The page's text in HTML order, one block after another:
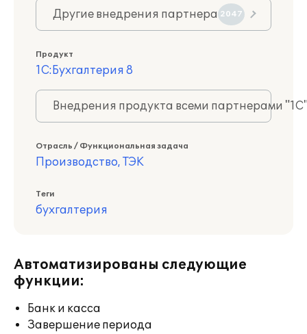
Другие внедрения партнера 2047
Продукт
1С:Бухгалтерия 8
Внедрения продукта всеми партнерами
Отрасль / Функциональная задача
Производство, ТЭК
Теги
бухгалтерия
Автоматизированы следующие
функции:
Банк и касса
Завершение периода